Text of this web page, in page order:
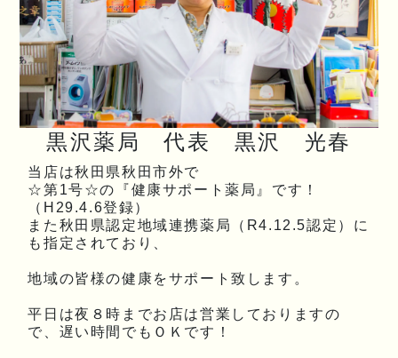
黒沢薬局 代表 黒沢 光春
当店は秋田県秋田市外で
☆第1号☆の『健康サポート薬局』です！
（H29.4.6登録）
また秋田県認定地域連携薬局（R4.12.5認定）に
も指定されており、
地域の皆様の健康をサポート致します。
平日は夜８時までお店は営業しておりますの
で、遅い時間でもＯＫです！